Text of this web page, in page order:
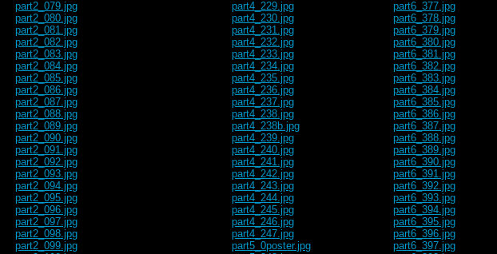
part2_079.jpg
part2_080.jpg
part2_081.jpg
part2_082.jpg
part2_083.jpg
part2_084.jpg
part2_085.jpg
part2_086.jpg
part2_087.jpg
part2_088.jpg
part2_089.jpg
part2_090.jpg
part2_091.jpg
part2_092.jpg
part2_093.jpg
part2_094.jpg
part2_095.jpg
part2_096.jpg
part2_097.jpg
part2_098.jpg
part2_099.jpg
part4_229.jpg
part4_230.jpg
part4_231.jpg
part4_232.jpg
part4_233.jpg
part4_234.jpg
part4_235.jpg
part4_236.jpg
part4_237.jpg
part4_238.jpg
part4_238b.jpg
part4_239.jpg
part4_240.jpg
part4_241.jpg
part4_242.jpg
part4_243.jpg
part4_244.jpg
part4_245.jpg
part4_246.jpg
part4_247.jpg
part5_0poster.jpg
part6_377.jpg
part6_378.jpg
part6_379.jpg
part6_380.jpg
part6_381.jpg
part6_382.jpg
part6_383.jpg
part6_384.jpg
part6_385.jpg
part6_386.jpg
part6_387.jpg
part6_388.jpg
part6_389.jpg
part6_390.jpg
part6_391.jpg
part6_392.jpg
part6_393.jpg
part6_394.jpg
part6_395.jpg
part6_396.jpg
part6_397.jpg